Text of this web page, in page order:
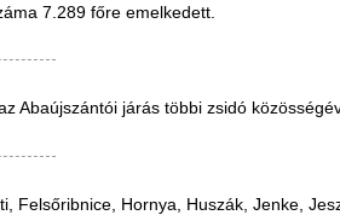
7.289 főre emelkedett.
Abaújszántói járás többi zsidó
Hornya, Huszák, Jenke,